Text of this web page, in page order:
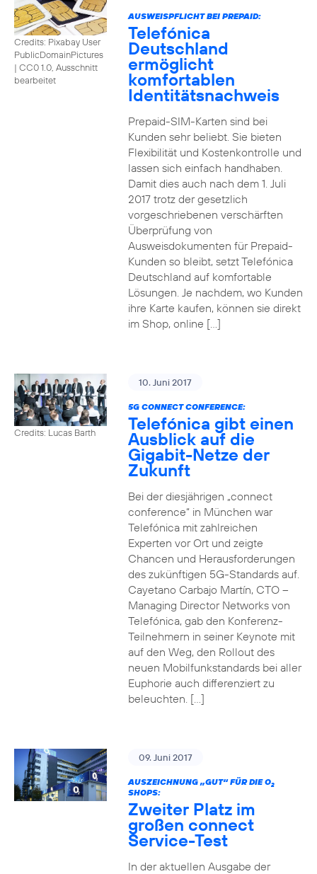
Credits: Pixabay User
PublicDomainPictures
| CC0 1.0, Ausschnitt
bearbeitet
AUSWEISPFLICHT BEI PREPAID:
Telefónica
Deutschland
ermöglicht
komfortablen
Identitätsnachweis
Prepaid-SIM-Karten sind bei
Kunden sehr beliebt. Sie bieten
Flexibilität und Kostenkontrolle und
lassen sich einfach handhaben.
Damit dies auch nach dem 1. Juli
2017 trotz der gesetzlich
vorgeschriebenen verschärften
Überprüfung von
Ausweisdokumenten für Prepaid-
Kunden so bleibt, setzt Telefónica
Deutschland auf komfortable
Lösungen. Je nachdem, wo Kunden
ihre Karte kaufen, können sie direkt
im Shop, online […]
Credits: Lucas Barth
10. Juni 2017
5G CONNECT CONFERENCE:
Telefónica gibt einen
Ausblick auf die
Gigabit-Netze der
Zukunft
Bei der diesjährigen „connect
conference“ in München war
Telefónica mit zahlreichen
Experten vor Ort und zeigte
Chancen und Herausforderungen
des zukünftigen 5G-Standards auf.
Cayetano Carbajo Martín, CTO –
Managing Director Networks von
Telefónica, gab den Konferenz-
Teilnehmern in seiner Keynote mit
auf den Weg, den Rollout des
neuen Mobilfunkstandards bei aller
Euphorie auch differenziert zu
beleuchten. […]
09. Juni 2017
AUSZEICHNUNG „GUT“ FÜR DIE O2
SHOPS:
Zweiter Platz im
großen connect
Service-Test
In der aktuellen Ausgabe der